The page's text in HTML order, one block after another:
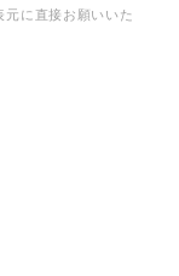
元に直接お願いいた